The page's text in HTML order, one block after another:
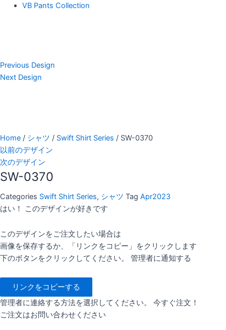
VB Pants Collection
Previous Design
Next Design
Home / シャツ / Swift Shirt Series / SW-0370
以前のデザイン
次のデザイン
SW-0370
Categories Swift Shirt Series, シャツ Tag Apr2023
はい！ このデザインが好きです
このデザインをご注文したい場合は
画像を保存するか、「リンクをコピー」をクリックします
下のボタンをクリックしてください。 管理者に通知する
リンクをコピーする
管理者に連絡する方法を選択してください。 今すぐ注文！
ご注文はお問い合わせください